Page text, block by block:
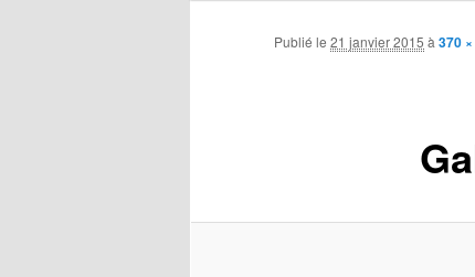
contenu
Publié le 21 janvier 2015 à370